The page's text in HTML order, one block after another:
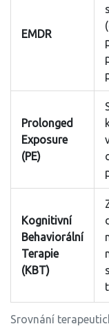
Srovnání
EMDR
Prolonged
Exposure
(PE)
Kognitivní
Behaviorální
Terapie
(KBT)